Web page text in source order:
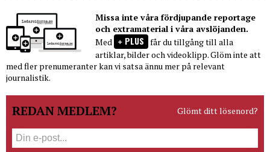
Missa inte våra fördjupande reportage
och extramaterial i våra avslöjanden.
Med
PLUS får du tillgång till alla
artiklar, bilder och videoklipp. Glöm inte att
med fler prenumeranter kan vi satsa ännu mer på relevant
journalistik.
REDAN MEDLEM? Glömt ditt lösenord?